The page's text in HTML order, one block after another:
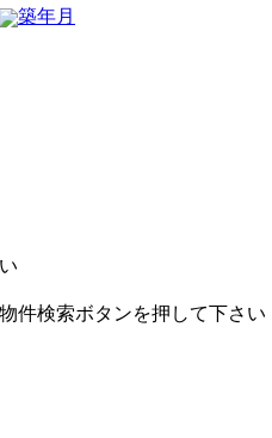
築年月
件検索ボタンを押して下さい